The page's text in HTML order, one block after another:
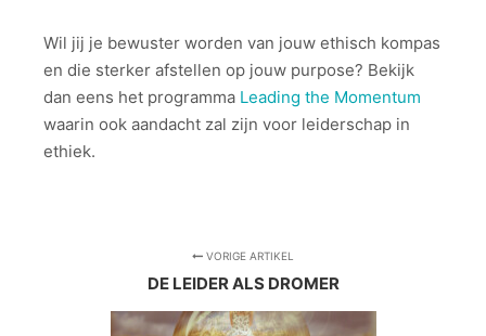
Wil jij je bewuster worden van jouw ethisch kompas
en die sterker afstellen op jouw purpose? Bekijk
dan eens het programma Leading the Momentum
waarin ook aandacht zal zijn voor leiderschap in
ethiek.
VORIGE ARTIKEL
DE LEIDER ALS DROMER